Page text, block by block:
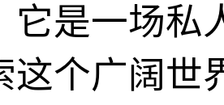
它是一场私
这个广阔世